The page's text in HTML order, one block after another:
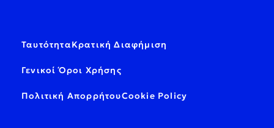
ΤαυτότηταΚρατική Διαφήμιση
Γενικοί Όροι Χρήσης
Πολιτική ΑπορρήτουCookie Policy